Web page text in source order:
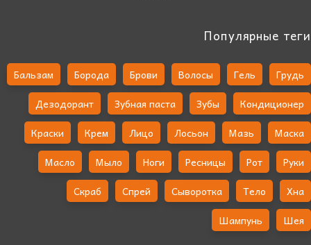
Популярные теги
Бальзам Борода Брови Волосы Гель
Грудь
Дезодорант
Зубная паста Зубы
Кондиционер
Краски
Крем Лицо Лосьон Мазь
Маска
Масло
Мыло Ноги Ресницы Рот
Руки
Скраб
Спрей Сыворотка Тело
Хна
Шампунь
Шея